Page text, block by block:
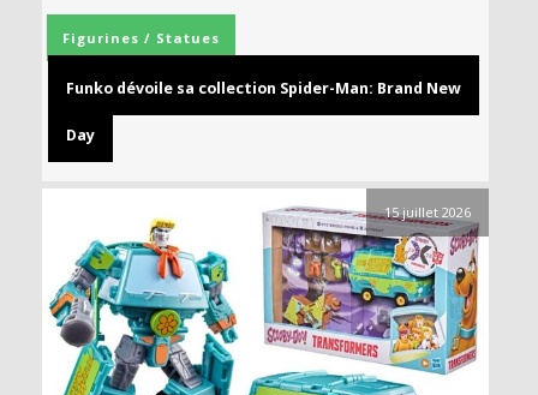
Figurines / Statues
Funko dévoile sa collection Spider-Man: Brand New
Day
15 juillet 2026